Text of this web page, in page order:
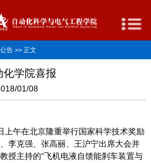
告>> 正文
化学院喜报
01/08
上午在北京隆重举行国家科学技术奖励
李克强、张高丽、王沪宁出席大会并
授主持的“飞机电液自馈能刹车装置与